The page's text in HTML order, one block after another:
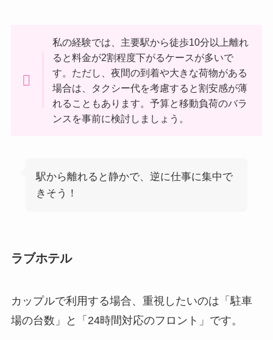
私の経験では、主要駅から徒歩10分以上離れ
ると料金が2割程度下がるケースが多いで
す。ただし、夜間の到着や大きな荷物がある
場合は、タクシー代を考慮すると割安感が薄
れることもあります。予算と移動負荷のバラ
ンスを事前に検討しましょう。
駅から離れると静かで、逆に仕事に集中で
きそう！
ラブホテル
カップルで利用する場合、重視したいのは「駐車
場の台数」と「24時間対応のフロント」です。